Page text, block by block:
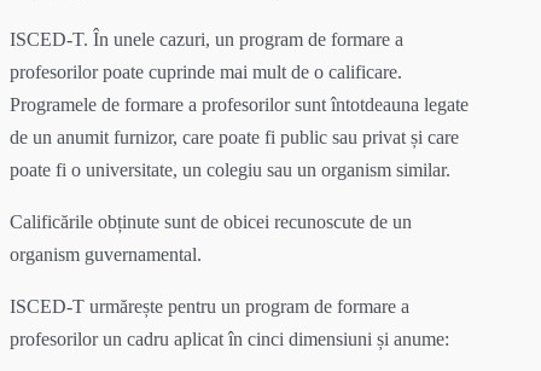
ISCED-T. În unele cazuri, un program de formare a
profesorilor poate cuprinde mai mult de o calificare.
Programele de formare a profesorilor sunt întotdeauna legate
de un anumit furnizor, care poate fi public sau privat și care
poate fi o universitate, un colegiu sau un organism similar.
Calificările obținute sunt de obicei recunoscute de un
organism guvernamental.
ISCED-T urmărește pentru un program de formare a
profesorilor un cadru aplicat în cinci dimensiuni și anume: